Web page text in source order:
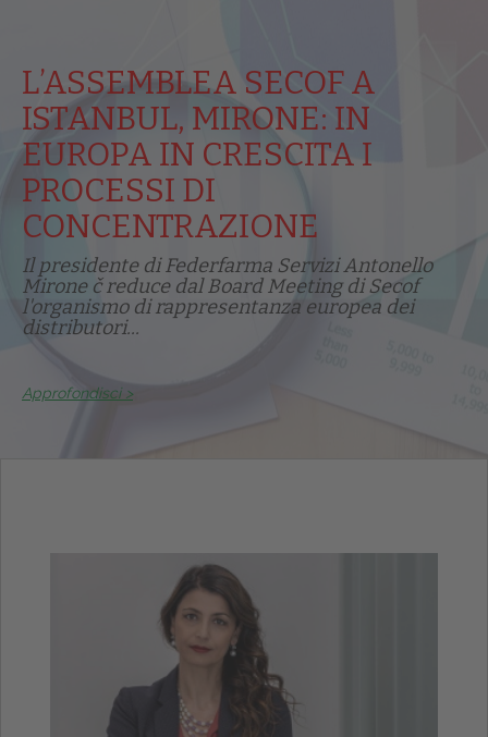
L’ASSEMBLEA SECOF A
ISTANBUL, MIRONE: IN
EUROPA IN CRESCITA I
PROCESSI DI
CONCENTRAZIONE
Il presidente di Federfarma Servizi Antonello
Mirone č reduce dal Board Meeting di Secof
l'organismo di rappresentanza europea dei
distributori...
Approfondisci >